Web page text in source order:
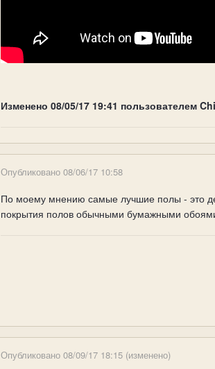
Изменено 08/05/17 19:41 пользователем
Опубликовано 08/06/17 10:58
По моему мнению самые лучшие полы - это
покрытия полов обычными бумажными
Опубликовано 08/09/17 18:15 (изменено)